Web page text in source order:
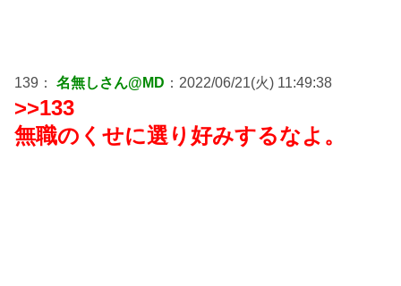
139： 名無しさん@MD ：2022/06/21(火) 11:49:38
>>133
無職のくせに選り好みするなよ。